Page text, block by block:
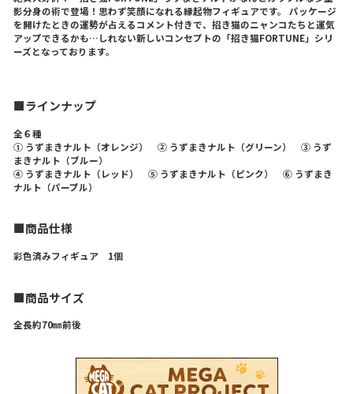
影分身の術で登場！思わず笑顔になれる縁起物フィギュアです。 パッケージ
を開けたときの運勢が占えるコメント付きで、招き猫のニャンコたちと運気
アップできるかも…しれない新しいコンセプトの「招き猫FORTUNE」シリ
ーズとなっております。
■ラインナップ
全６種
① うずまきナルト（オレンジ） ② うずまきナルト（グリーン） ③ うず
まきナルト（ブルー）
④ うずまきナルト（レッド） ⑤ うずまきナルト（ピンク） ⑥ うずまき
ナルト（パープル）
■商品仕様
彩色済みフィギュア 1個
■商品サイズ
全長約70㎜前後